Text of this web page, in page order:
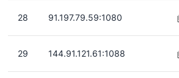
28 91.197.79.59:1080
29 144.91.121.61:1088